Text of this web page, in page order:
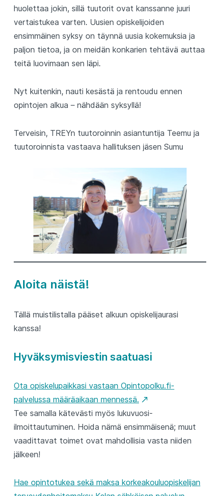
huolettaa jokin, sillä tuutorit ovat kanssanne juuri
vertaistukea varten. Uusien opiskelijoiden
ensimmäinen syksy on täynnä uusia kokemuksia ja
paljon tietoa, ja on meidän konkarien tehtävä auttaa
teitä luovimaan sen läpi.
Nyt kuitenkin, nauti kesästä ja rentoudu ennen
opintojen alkua – nähdään syksyllä!
Terveisin, TREYn tuutoroinnin asiantuntija Teemu ja
tuutoroinnista vastaava hallituksen jäsen Sumu
Aloita näistä!
Tällä muistilistalla pääset alkuun opiskelijaurasi
kanssa!
Hyväksymisviestin saatuasi
Ota opiskelupaikkasi vastaan Opintopolku.fi-
palvelussa määräaikaan mennessä.
Tee samalla kätevästi myös lukuvuosi-
ilmoittautuminen. Hoida nämä ensimmäisenä; muut
vaadittavat toimet ovat mahdollisia vasta niiden
jälkeen!
Hae opintotukea sekä maksa korkeakouluopiskelijan